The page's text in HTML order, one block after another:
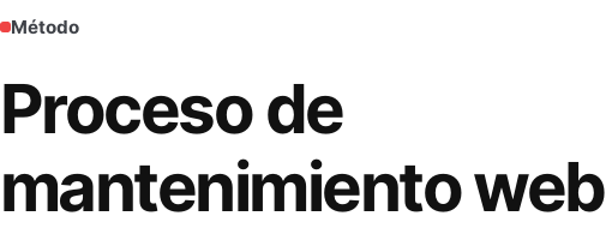
Método
Proceso de
mantenimiento web